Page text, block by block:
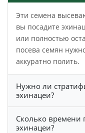
Эти семена
вы посадите
или полностью
посева семян
аккуратно полить.
Нужно ли
эхинацеи?
Сколько времени
эхинацеи?